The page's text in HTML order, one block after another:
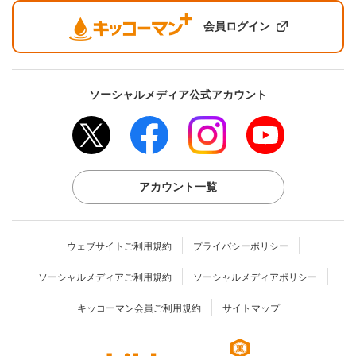
会員ログイン
ソーシャルメディア公式アカウント
アカウント一覧
ウェブサイトご利用規約 プライバシーポリシー
ソーシャルメディアご利用規約 ソーシャルメディアポリシー
キッコーマン会員ご利用規約 サイトマップ